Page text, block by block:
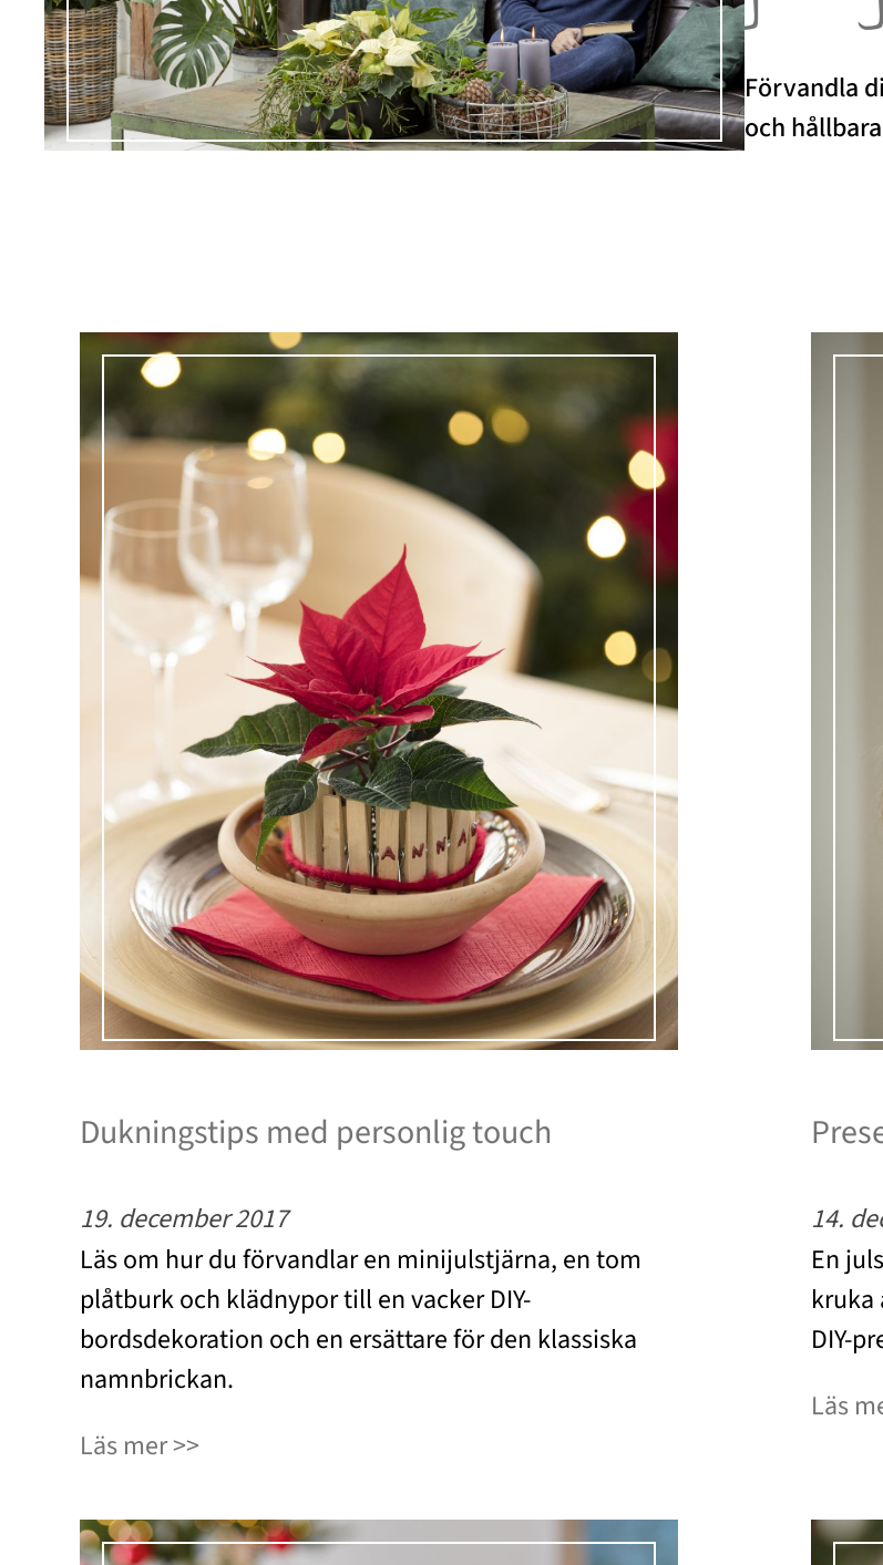
Förvandla
och
Dukningstips med personlig touch
19. december 2017
Läs om hur du förvandlar en minijulstjärna, en tom
plåtburk och klädnypor till en vacker DIY-
bordsdekoration och en ersättare för den klassiska
namnbrickan.
Läs mer
14.
En
kruka
DIY-
Läs